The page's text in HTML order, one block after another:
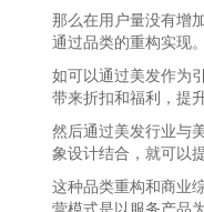
那么在用户量没有增
通过品类的重构实现。
如可以通过美发作为
带来折扣和福利，提
然后通过美发行业与
象设计结合，就可以
这种品类重构和商业